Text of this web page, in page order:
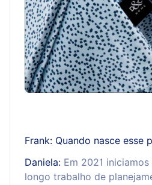
Frank: Quando nasce esse
Daniela: Em 2021
longo trabalho de